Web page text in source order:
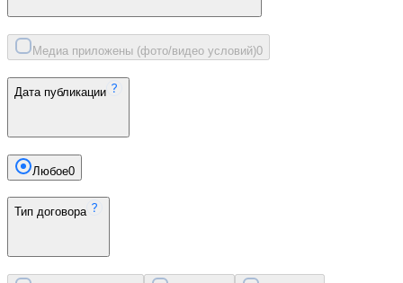
Медиа приложены (фото/видео условий)0
Дата публикации
Любое0
Тип договора